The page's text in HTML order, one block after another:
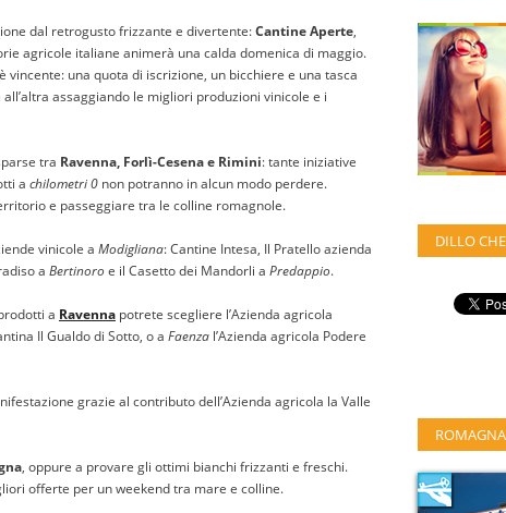
dal retrogusto frizzante e divertente:Cantine Aperte
agricole italiane animerà una calda domenica di maggio.
vincente: una quota di iscrizione, un bicchiere e una tasca
assaggiando le migliori produzioni vinicole e i
tra Ravenna, Forlì-Cesena e Rimini: tante iniziative
a chilometri 0 non potranno in alcun modo perdere.
e passeggiare tra le colline romagnole.
vinicole a Modigliana: Cantine Intesa, Il Pratello azienda
a Bertinoroe il Casetto dei Mandorli a Predappio.
a Ravenna potrete scegliere l’Azienda agricola
Il Gualdo di Sotto, o a Faenza l’Azienda agricola Podere
grazie al contributo dell’Azienda agricola la Valle
, oppure a provare gli ottimi bianchi frizzanti e freschi.
offerte per un weekend tra mare e colline.
DILLO